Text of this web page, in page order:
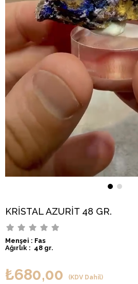
KRİSTAL AZURİT 48 GR.
Menşei : Fas
Ağırlık : 48 gr.
₺680,00 (KDV Dahil)